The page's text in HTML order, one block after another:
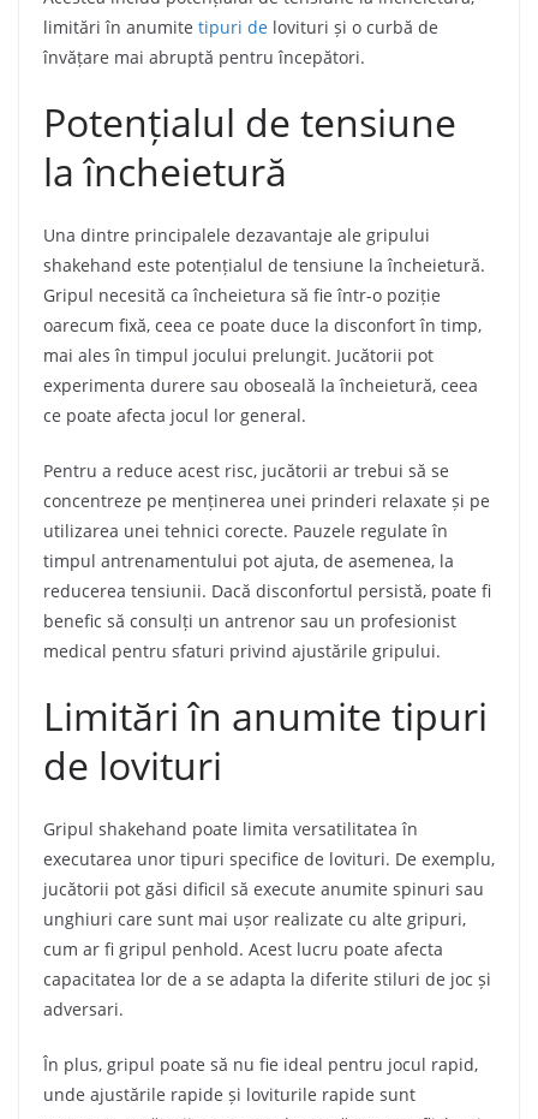
limitări în anumite tipuri de lovituri și o curbă de
învățare mai abruptă pentru începători.
Potențialul de tensiune
la încheietură
Una dintre principalele dezavantaje ale gripului
shakehand este potențialul de tensiune la încheietură.
Gripul necesită ca încheietura să fie într-o poziție
oarecum fixă, ceea ce poate duce la disconfort în timp,
mai ales în timpul jocului prelungit. Jucătorii pot
experimenta durere sau oboseală la încheietură, ceea
ce poate afecta jocul lor general.
Pentru a reduce acest risc, jucătorii ar trebui să se
concentreze pe menținerea unei prinderi relaxate și pe
utilizarea unei tehnici corecte. Pauzele regulate în
timpul antrenamentului pot ajuta, de asemenea, la
reducerea tensiunii. Dacă disconfortul persistă, poate fi
benefic să consulți un antrenor sau un profesionist
medical pentru sfaturi privind ajustările gripului.
Limitări în anumite tipuri
de lovituri
Gripul shakehand poate limita versatilitatea în
executarea unor tipuri specifice de lovituri. De exemplu,
jucătorii pot găsi dificil să execute anumite spinuri sau
unghiuri care sunt mai ușor realizate cu alte gripuri,
cum ar fi gripul penhold. Acest lucru poate afecta
capacitatea lor de a se adapta la diferite stiluri de joc și
adversari.
În plus, gripul poate să nu fie ideal pentru jocul rapid,
unde ajustările rapide și loviturile rapide sunt